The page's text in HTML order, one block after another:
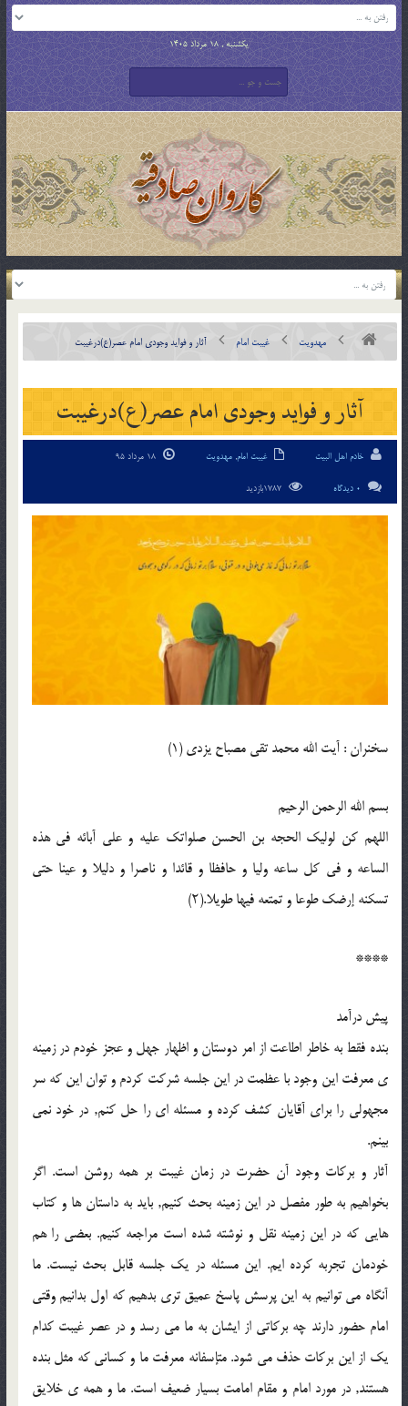
یکشنبه , 18 مرداد 1405
مهدویت غیبت امام آثار و فواید وجودى امام عصر(ع)درغیبت
آثار و فواید وجودى امام عصر(ع)درغیبت
خادم اهل البیت غیبت امام, مهدویت
0 دیدگاه
سخنران : آیت الله محمد تقى مصباح یزدى (1)
بسم الله الرحمن الرحیم
اللهم کن لولیک الحجه بن الحسن صلواتک علیه و على آبائه فى هذه
الساعه و فى کل ساعه ولیا و حافظا و قائدا و ناصرا و دلیلا و عینا حتى
تسکنه إرضک طوعا و تمتعه فیها طویلا.(۲)
****
پیش درآمد
بنده فقط به خاطر اطاعت از امر دوستان و اظهار جهل و عجز خودم در زمینه
ى معرفت این وجود با عظمت در این جلسه شرکت کردم و توان این که سر
مجهولى را براى آقایان کشف کرده و مسئله اى را حل کنم, در خود نمى
بینم.
آثار و برکات وجود آن حضرت در زمان غیبت بر همه روشن است. اگر
بخواهیم به طور مفصل در این زمینه بحث کنیم, باید به داستان ها و کتاب
هایى که در این زمینه نقل و نوشته شده است مراجعه کنیم. بعضى را هم
خودمان تجربه کرده ایم. این مسئله در یک جلسه قابل بحث نیست. ما
آنگاه مى توانیم به این پرسش پاسخ عمیق ترى بدهیم که اول بدانیم وقتى
امام حضور دارند چه برکاتى از ایشان به ما مى رسد و در عصر غیبت کدام
یک از این برکات حذف مى شود. متإسفانه معرفت ما و کسانى که مثل بنده
هستند, در مورد امام و مقام امامت بسیار ضعیف است. ما و همه ى خلایق